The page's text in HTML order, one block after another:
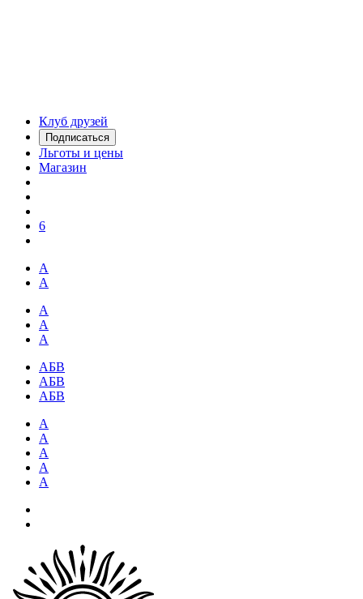
Клуб друзей
Подписаться
Льготы и цены
Магазин
6
А
А
А
А
А
АБВ
АБВ
АБВ
А
А
А
А
А